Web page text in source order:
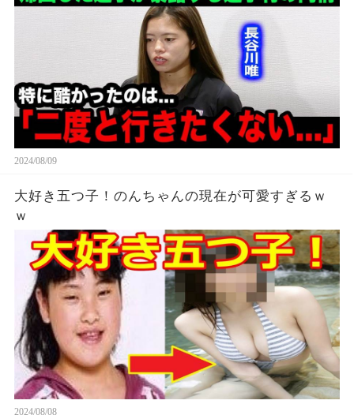
2024/08/09
大好き五つ子！のんちゃんの現在が可愛すぎるｗ
ｗ
2024/08/08